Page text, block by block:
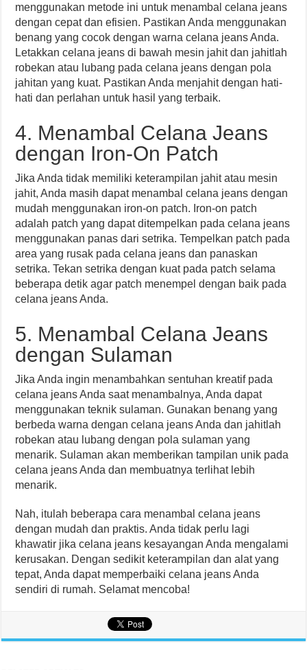
menggunakan metode ini untuk menambal celana jeans
dengan cepat dan efisien. Pastikan Anda menggunakan
benang yang cocok dengan warna celana jeans Anda.
Letakkan celana jeans di bawah mesin jahit dan jahitlah
robekan atau lubang pada celana jeans dengan pola
jahitan yang kuat. Pastikan Anda menjahit dengan hati-
hati dan perlahan untuk hasil yang terbaik.
4. Menambal Celana Jeans
dengan Iron-On Patch
Jika Anda tidak memiliki keterampilan jahit atau mesin
jahit, Anda masih dapat menambal celana jeans dengan
mudah menggunakan iron-on patch. Iron-on patch
adalah patch yang dapat ditempelkan pada celana jeans
menggunakan panas dari setrika. Tempelkan patch pada
area yang rusak pada celana jeans dan panaskan
setrika. Tekan setrika dengan kuat pada patch selama
beberapa detik agar patch menempel dengan baik pada
celana jeans Anda.
5. Menambal Celana Jeans
dengan Sulaman
Jika Anda ingin menambahkan sentuhan kreatif pada
celana jeans Anda saat menambalnya, Anda dapat
menggunakan teknik sulaman. Gunakan benang yang
berbeda warna dengan celana jeans Anda dan jahitlah
robekan atau lubang dengan pola sulaman yang
menarik. Sulaman akan memberikan tampilan unik pada
celana jeans Anda dan membuatnya terlihat lebih
menarik.
Nah, itulah beberapa cara menambal celana jeans
dengan mudah dan praktis. Anda tidak perlu lagi
khawatir jika celana jeans kesayangan Anda mengalami
kerusakan. Dengan sedikit keterampilan dan alat yang
tepat, Anda dapat memperbaiki celana jeans Anda
sendiri di rumah. Selamat mencoba!